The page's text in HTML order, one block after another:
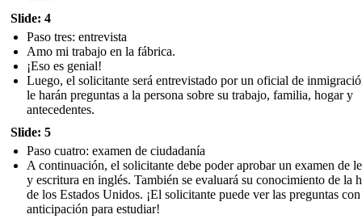
Slide: 4
Paso tres: entrevista
Amo mi trabajo en la fábrica.
¡Eso es genial!
Luego, el solicitante será entrevistado por un oficial de
le harán preguntas a la persona sobre su trabajo, familia, hogar y
antecedentes.
Slide: 5
Paso cuatro: examen de ciudadanía
A continuación, el solicitante debe poder aprobar un examen de
y escritura en inglés. También se evaluará su conocimiento de la
de los Estados Unidos. ¡El solicitante puede ver las preguntas con
anticipación para estudiar!